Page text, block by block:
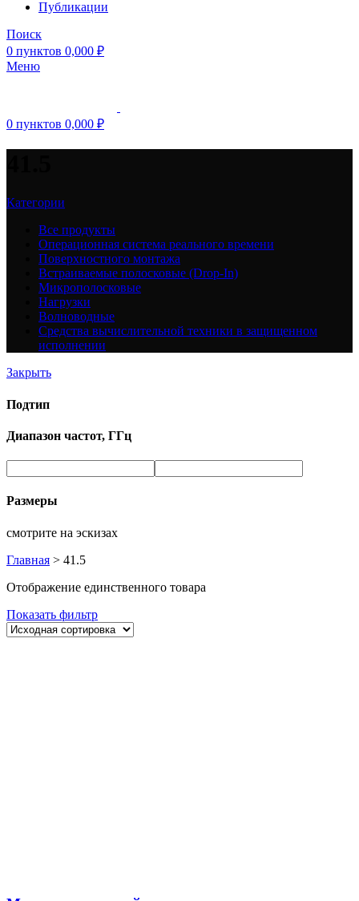
Публикации
Поиск
0 пунктов 0,000 ₽
Меню
0 пунктов 0,000 ₽
Категории
Все продукты
Операционная система реального времени
Поверхностного монтажа
Встраиваемые полосковые (Drop-In)
Микрополосковые
Нагрузки
Волноводные
Средства вычислительной техники в защищенном
исполнении
Закрыть
Подтип
Диапазон частот, ГГц
Размеры
смотрите на эскизах
Главная > 41.5
Отображение единственного товара
Показать фильтр